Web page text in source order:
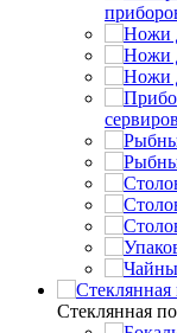
Стеклянная